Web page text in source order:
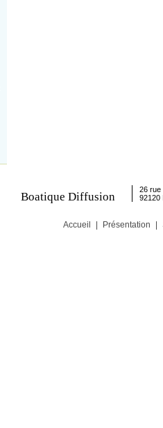
Boatique Diffusion
26 rue
92120
Accueil Présentation